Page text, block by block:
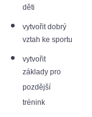
děti
vytvořit dobrý
vztah ke sportu
vytvořit
základy pro
pozdější
trénink